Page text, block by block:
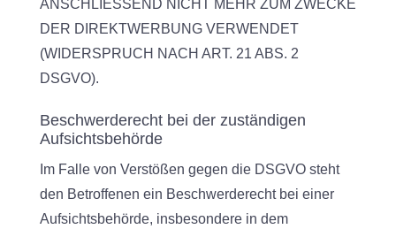
ANSCHLIESSEND NICHT MEHR ZUM ZWECKE
DER DIREKTWERBUNG VERWENDET
(WIDERSPRUCH NACH ART. 21 ABS. 2
DSGVO).
Beschwerde­recht bei der zuständigen
Aufsichts­behörde
Im Falle von Verstößen gegen die DSGVO steht
den Betroffenen ein Beschwerderecht bei einer
Aufsichtsbehörde, insbesondere in dem